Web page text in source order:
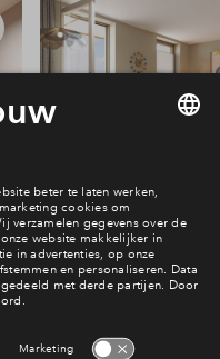
Vrij
Victoria Two 2-
appartement met
€ 393.344